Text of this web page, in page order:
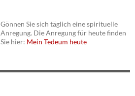
Gönnen Sie sich täglich eine spirituelle
Anregung. Die Anregung für heute finden
Sie hier: Mein Tedeum heute